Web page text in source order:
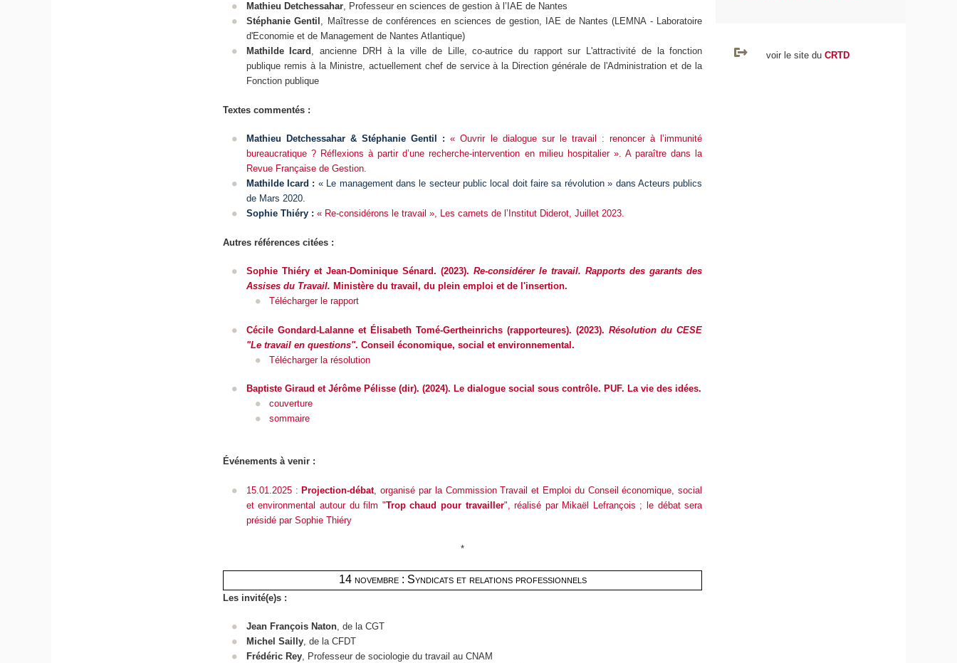
Mathieu Detchessahar, Professeur en sciences de gestion à l’IAE de Nantes
Stéphanie Gentil , Maîtresse de conférences en sciences de gestion, IAE de Nantes (LEMNA - Laboratoire
d'Economie et de Management de Nantes Atlantique)
Mathilde Icard , ancienne DRH à la ville de Lille, co-autrice du rapport sur L'attractivité de la fonction
publique remis à la Ministre, actuellement chef de service à la Direction générale de l'Administration et de la
Fonction publique
Textes commentés :
Mathieu Detchessahar & Stéphanie Gentil : « Ouvrir le dialogue sur le travail : renoncer à l’immunité
bureaucratique ? Réflexions à partir d’une recherche-intervention en milieu hospitalier ». A paraître dans la
Revue Française de Gestion.
Mathilde Icard : « Le management dans le secteur public local doit faire sa révolution » dans Acteurs publics
de Mars 2020.
Sophie Thiéry : « Re-considérons le travail », Les carnets de l’Institut Diderot, Juillet 2023.
Autres références citées :
Sophie Thiéry et Jean-Dominique Sénard. (2023). Re-considérer le travail. Rapports des garants des
Assises du Travail. Ministère du travail, du plein emploi et de l'insertion.
Télécharger le rapport
Cécile Gondard-Lalanne et Élisabeth Tomé-Gertheinrichs (rapporteures). (2023).Résolution du CESE
"Le travail en questions". Conseil économique, social et environnemental.
Télécharger la résolution
Baptiste Giraud et Jérôme Pélisse (dir). (2024). Le dialogue social sous contrôle. PUF. La vie des idées.
couverture
sommaire
Événements à venir :
15.01.2025 :Projection-débat, organisé par la Commission Travail et Emploi du Conseil économique, social
et environmental autour du film "Trop chaud pour travailler", réalisé par Mikaël Lefrançois ; le débat sera
présidé par Sophie Thiéry
*
14 novembre : Syndicats et relations professionnels
Les invité(e)s :
Jean François Naton, de la CGT
Michel Sailly, de la CFDT
Frédéric Rey, Professeur de sociologie du travail au CNAM
voir le site du CRTD